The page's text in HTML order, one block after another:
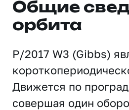
Общие
орбита
P/2017 W3 (Gibbs)
Движется по
совершая один